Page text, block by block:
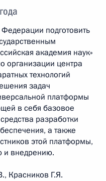
подготовить
академия наук»
организации центра
технологий
задач
платформы
в себя базовое
разработки
а также
этой платформы,
и внедрению.
Красников Г.Я.